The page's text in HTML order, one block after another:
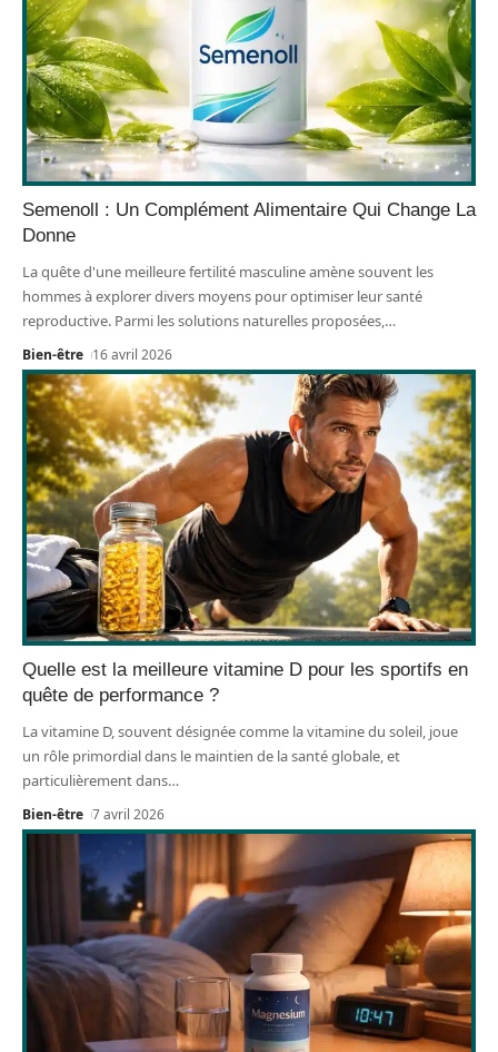
Semenoll : Un Complément Alimentaire Qui Change La
Donne
La quête d'une meilleure fertilité masculine amène souvent les
hommes à explorer divers moyens pour optimiser leur santé
reproductive. Parmi les solutions naturelles proposées, …
Bien-être 16 avril 2026
Quelle est la meilleure vitamine D pour les sportifs en
quête de performance ?
La vitamine D, souvent désignée comme la vitamine du soleil, joue
un rôle primordial dans le maintien de la santé globale, et
particulièrement dans…
Bien-être 7 avril 2026